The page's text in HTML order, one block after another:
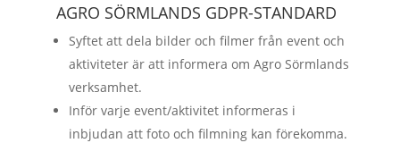
AGRO SÖRMLANDS GDPR-STANDARD
Syftet att dela bilder och filmer från event och
aktiviteter är att informera om Agro Sörmlands
verksamhet.
Inför varje event/aktivitet informeras i
inbjudan att foto och filmning kan förekomma.